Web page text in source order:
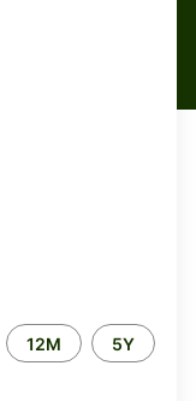
12M 5Y